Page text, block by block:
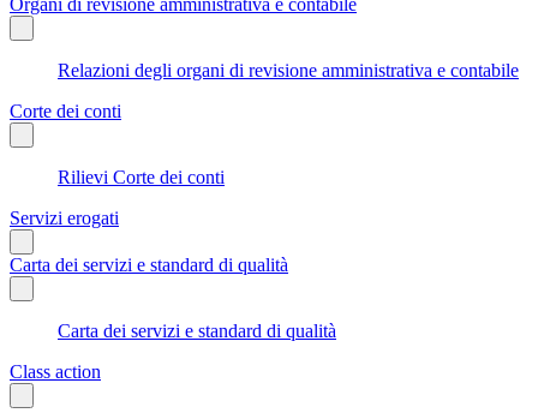
Relazioni degli organi di revisione amministrativa e contabile
Corte dei conti
Rilievi Corte dei conti
Servizi erogati
Carta dei servizi e standard di qualità
Carta dei servizi e standard di qualità
Class action